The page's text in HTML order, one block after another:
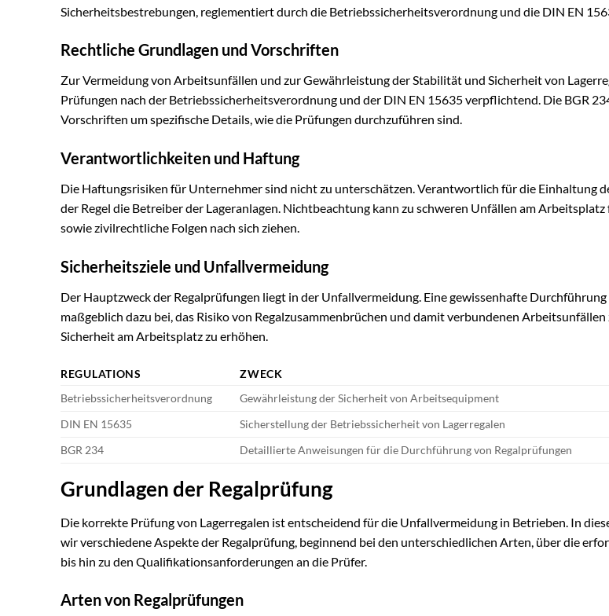
Sicherheitsbestrebungen, reglementiert durch die Betriebssicherheitsverordnung und die DIN EN
Rechtliche Grundlagen und Vorschriften
Zur Vermeidung von Arbeitsunfällen und zur Gewährleistung der Stabilität und Sicherheit von
Prüfungen nach der Betriebssicherheitsverordnung und der DIN EN 15635 verpflichtend. Die BGR
Vorschriften um spezifische Details, wie die Prüfungen durchzuführen sind.
Verantwortlichkeiten und Haftung
Die Haftungsrisiken für Unternehmer sind nicht zu unterschätzen. Verantwortlich für die Einhaltung
der Regel die Betreiber der Lageranlagen. Nichtbeachtung kann zu schweren Unfällen am
sowie zivilrechtliche Folgen nach sich ziehen.
Sicherheitsziele und Unfallvermeidung
Der Hauptzweck der Regalprüfungen liegt in der Unfallvermeidung. Eine gewissenhafte
maßgeblich dazu bei, das Risiko von Regalzusammenbrüchen und damit verbundenen
Sicherheit am Arbeitsplatz zu erhöhen.
REGULATIONS ZWECK
Betriebssicherheitsverordnung
Gewährleistung der Sicherheit von Arbeitsequipment
DIN EN 15635
Sicherstellung der Betriebssicherheit von Lagerregalen
BGR 234
Detaillierte Anweisungen für die Durchführung von Regalprüfungen
Grundlagen der Regalprüfung
Die korrekte Prüfung von Lagerregalen ist entscheidend für die Unfallvermeidung in Betrieben. In
wir verschiedene Aspekte der Regalprüfung, beginnend bei den unterschiedlichen Arten, über die
bis hin zu den Qualifikationsanforderungen an die Prüfer.
Arten von Regalprüfungen